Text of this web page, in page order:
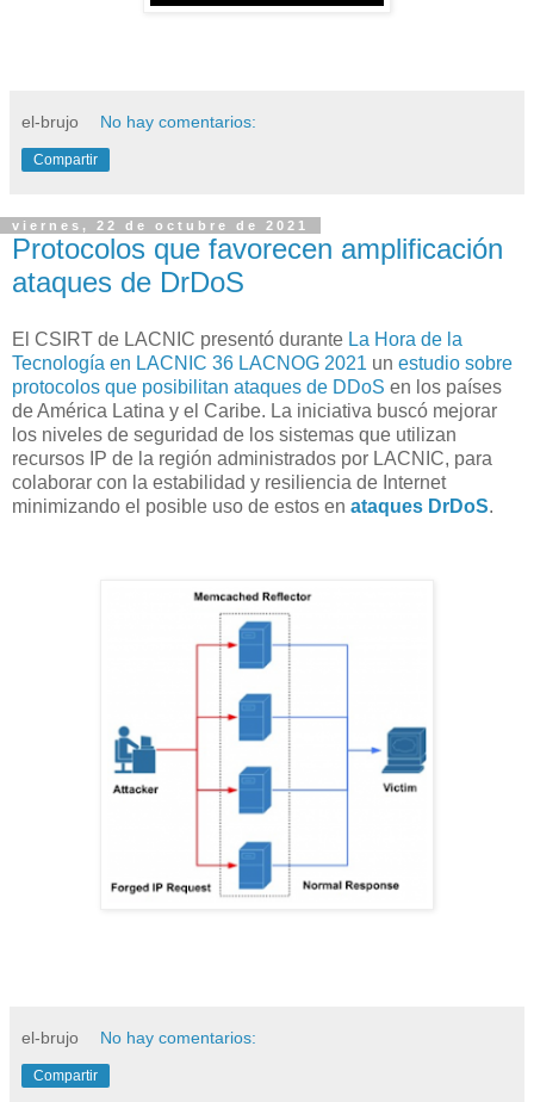
el-brujo No hay comentarios:
Compartir
viernes, 22 de octubre de 2021
Protocolos que favorecen amplificación
ataques de DrDoS
El CSIRT de LACNIC presentó durante La Hora de la
Tecnología en LACNIC 36 LACNOG 2021 un estudio sobre
protocolos que posibilitan ataques de DDoS en los países
de América Latina y el Caribe. La iniciativa buscó mejorar
los niveles de seguridad de los sistemas que utilizan
recursos IP de la región administrados por LACNIC, para
colaborar con la estabilidad y resiliencia de Internet
minimizando el posible uso de estos en ataques DrDoS.
el-brujo No hay comentarios:
Compartir